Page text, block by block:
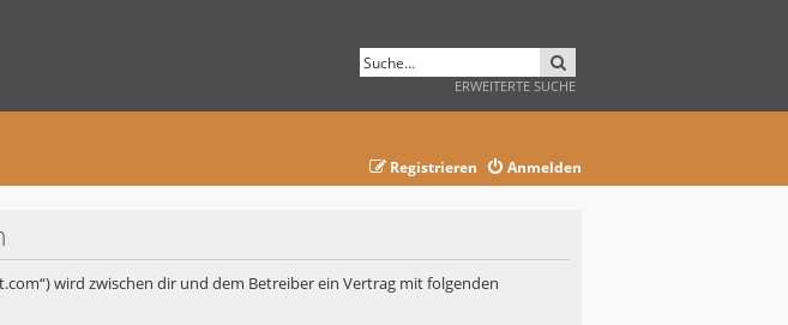
ERWEITERTE SUCHE
Anmelden
Registrieren
wird zwischen dir und dem Betreiber ein Vertrag mit folgenden